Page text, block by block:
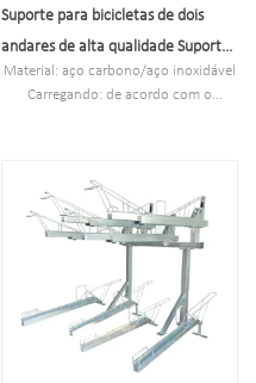
Suporte para bicicletas de dois
andares de alta qualidade Suporte
para bicicletas de dois andares
Material: aço carbono/aço inoxidável
Carregando: de acordo com o
Tamanho: W1977*D1130(depende
do seu espaço de
estacionamento)*H2500mm
Acabamento: Revestido a pó,
galvanizado a quente/polimento
elétrico
Tamanho da embalagem:
2000*2000*2500mm(40 vagas de